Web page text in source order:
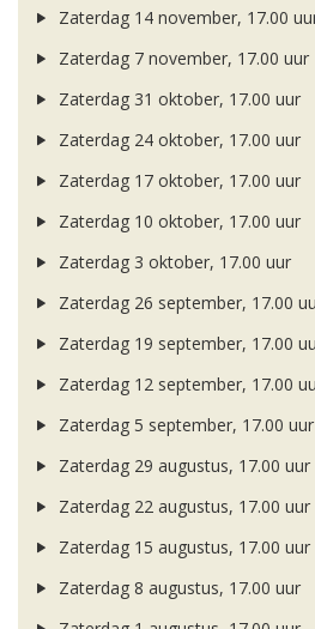
Zaterdag 14 november, 17.00
Zaterdag 7 november, 17.00 uur
Zaterdag 31 oktober, 17.00 uur
Zaterdag 24 oktober, 17.00 uur
Zaterdag 17 oktober, 17.00 uur
Zaterdag 10 oktober, 17.00 uur
Zaterdag 3 oktober, 17.00 uur
Zaterdag 26 september, 17.00
Zaterdag 19 september, 17.00
Zaterdag 12 september, 17.00
Zaterdag 5 september, 17.00 uur
Zaterdag 29 augustus, 17.00 uur
Zaterdag 22 augustus, 17.00 uur
Zaterdag 15 augustus, 17.00 uur
Zaterdag 8 augustus, 17.00 uur